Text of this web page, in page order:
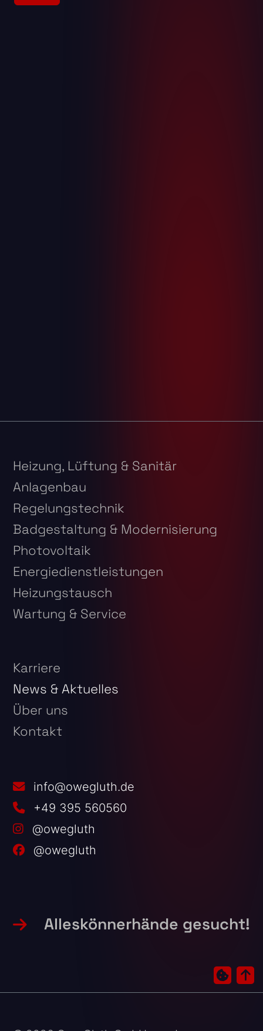
Heizung, Lüftung & Sanitär
Anlagenbau
Regelungstechnik
Badgestaltung & Modernisierung
Photovoltaik
Energiedienstleistungen
Heizungstausch
Wartung & Service
Karriere
News & Aktuelles
Über uns
Kontakt
info@owegluth.de
+49 395 560560
@owegluth
@owegluth
Alleskönnerhände gesucht!